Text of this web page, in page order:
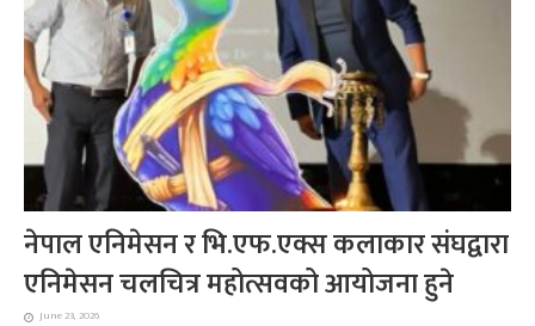
नेपाल एनिमेसन र भि.एफ.एक्स कलाकार संघद्वारा
एनिमेसन चलचित्र महोत्सवको आयोजना हुने
June 23, 2026